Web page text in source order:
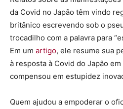
da Covid no Japão têm vindo
britânico escrevendo sob o
trocadilho com a palavra para
Em um artigo, ele resume sua
à resposta à Covid do Japão
compensou em estupidez
Quem ajudou a empoderar o